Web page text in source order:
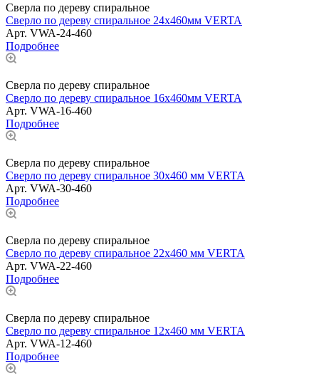
Сверла по дереву спиральное
Сверло по дереву спиральное 24x460мм VERTA
Арт. VWA-24-460
Подробнее
Сверла по дереву спиральное
Сверло по дереву спиральное 16x460мм VERTA
Арт. VWA-16-460
Подробнее
Сверла по дереву спиральное
Сверло по дереву спиральное 30х460 мм VERTA
Арт. VWA-30-460
Подробнее
Сверла по дереву спиральное
Сверло по дереву спиральное 22х460 мм VERTA
Арт. VWA-22-460
Подробнее
Сверла по дереву спиральное
Сверло по дереву спиральное 12х460 мм VERTA
Арт. VWA-12-460
Подробнее